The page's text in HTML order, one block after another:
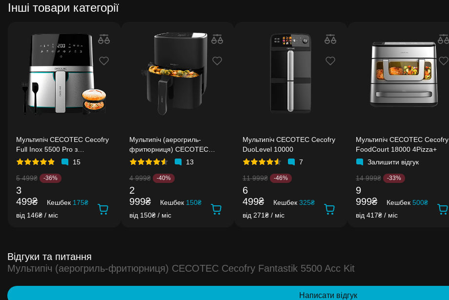
Інші товари категорії
Мультипіч CECOTEC Cecofry
Full Inox 5500 Pro з
аксесуарами
15
5 499₴ -36%
3
499₴
Кешбек 175₴
від 146₴ / міс
Мультипіч (аерогриль-
фритюрниця) CECOTEC
Cecofry Fantastik 5500
13
4 999₴ -40%
2
999₴
Кешбек 150₴
від 150₴ / міс
Мультипіч CECOTEC Cecofry
DuoLevel 10000
7
11 999₴ -46%
6
499₴
Кешбек 325₴
від 271₴ / міс
Мультипіч CECOTEC Cecofry
FoodCourt 18000 4Pizza+
Залишити відгук
14 999₴ -33%
9
999₴
Кешбек 500₴
від 417₴ / міс
Відгуки та питання
Мультипіч (аерогриль-фритюрниця) CECOTEC Cecofry Fantastik 5500 Acc Kit
Написати відгук